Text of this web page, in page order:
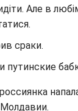
Але в
сраки.
путинские